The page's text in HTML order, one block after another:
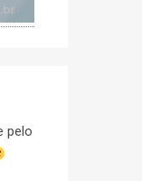
pelo